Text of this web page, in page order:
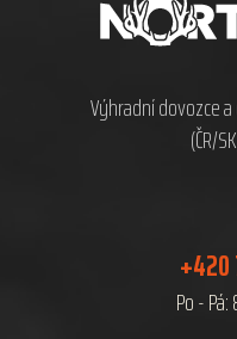
Výhradní dovozce
(ČR/
Po - Pá: